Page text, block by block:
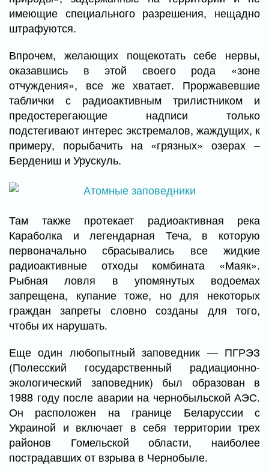
имеющие специального разрешения, нещадно
штрафуются.
Впрочем, желающих пощекотать себе нервы,
оказавшись в этой своего рода «зоне
отчуждения», все же хватает. Проржавевшие
таблички с радиоактивным трилистником и
предостерегающие надписи только
подстегивают интерес экстремалов, жаждущих, к
примеру, порыбачить на «грязных» озерах –
Бердениш и Урускуль.
Там также протекает радиоактивная река
Караболка и легендарная Теча, в которую
первоначально сбрасывались все жидкие
радиоактивные отходы комбината «Маяк».
Рыбная ловля в упомянутых водоемах
запрещена, купание тоже, но для некоторых
граждан запреты словно созданы для того,
чтобы их нарушать.
Еще один любопытный заповедник — ПГРЭЗ
(Полесский государственный радиационно-
экологический заповедник) был образован в
1988 году после аварии на чернобыльской АЭС.
Он расположен на границе Беларуссии с
Украиной и включает в себя территории трех
районов Гомельской области, наиболее
пострадавших от взрыва в Чернобыле.